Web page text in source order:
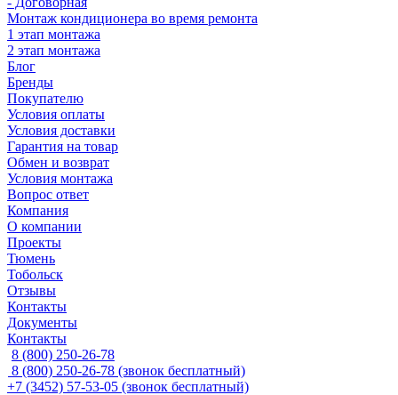
Монтаж кондиционера во время ремонта
1 этап монтажа
2 этап монтажа
Блог
Бренды
Покупателю
Условия оплаты
Условия доставки
Гарантия на товар
Обмен и возврат
Условия монтажа
Вопрос ответ
Компания
О компании
Проекты
Тюмень
Тобольск
Отзывы
Контакты
Документы
Контакты
8 (800) 250-26-78
8 (800) 250-26-78 (звонок бесплатный)
+7 (3452) 57-53-05 (звонок бесплатный)